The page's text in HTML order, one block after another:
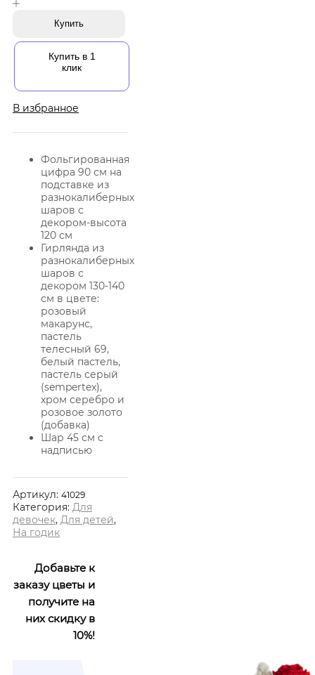
Купить
Купить в 1
клик
В избранное
Фольгированная
цифра 90 см на
подставке из
разнокалиберных
шаров с
декором-высота
120 см
Гирлянда из
разнокалиберных
шаров с
декором 130-140
см в цвете:
розовый
макарунс,
пастель
телесный 69,
белый пастель,
пастель серый
(sempertex),
хром серебро и
розовое золото
(добавка)
Шар 45 см с
надписью
Артикул: 41029
Категория: Для
девочек, Для детей,
На годик
Добавьте к
заказу цветы и
получите на
них скидку в
10%!